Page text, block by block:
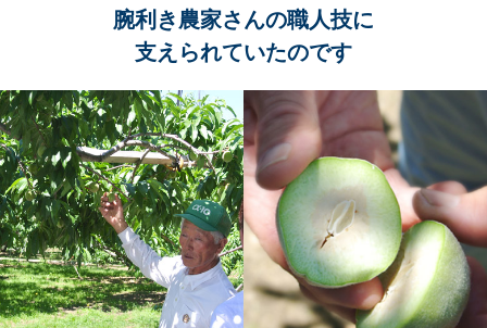
腕利き農家さんの職人技に
支えられていたのです